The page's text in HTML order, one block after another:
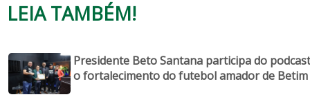
LEIA TAMBÉM!
Presidente Beto Santana participa do
o fortalecimento do futebol amador de Betim